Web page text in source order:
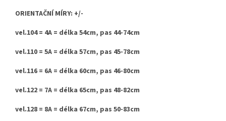
ORIENTAČNÍ MÍRY: +/-
vel.104 = 4A = délka 54cm, pas 44-74cm
vel.110 = 5A = délka 57cm, pas 45-78cm
vel.116 = 6A = délka 60cm, pas 46-80cm
vel.122 = 7A = délka 65cm, pas 48-82cm
vel.128 = 8A = délka 67cm, pas 50-83cm